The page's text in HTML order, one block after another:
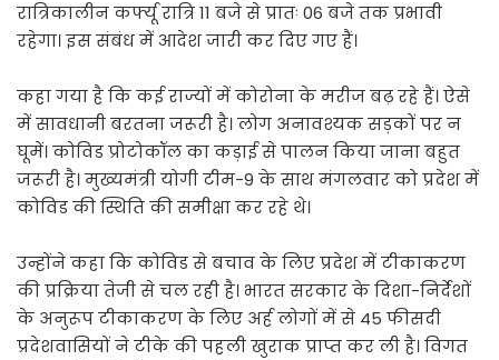
रात्रिकालीन कर्फ्यू रात्रि 11 बजे से प्रातः 06 बजे तक प्रभावी
रहेगा। इस संबंध में आदेश जारी कर दिए गए हैं।
कहा गया है कि कई राज्यों में कोरोना के मरीज बढ़ रहे हैं। ऐसे
में सावधानी बरतना जरूरी है। लोग अनावश्यक सड़कों पर न
घूमें। कोविड प्रोटोकॉल का कड़ाई से पालन किया जाना बहुत
जरूरी है। मुख्यमंत्री योगी टीम-9 के साथ मंगलवार को प्रदेश में
कोविड की स्थिति की समीक्षा कर रहे थे।
उन्होंने कहा कि कोविड से बचाव के लिए प्रदेश में टीकाकरण
की प्रक्रिया तेजी से चल रही है। भारत सरकार के दिशा-निर्देशों
के अनुरूप टीकाकरण के लिए अर्ह लोगों में से 45 फीसदी
प्रदेशवासियों ने टीके की पहली खुराक प्राप्त कर ली है। विगत